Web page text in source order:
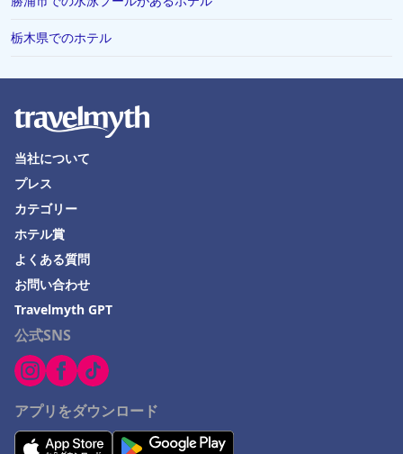
栃木県でのホテル
公式SNS
アプリをダウンロード
当社について
プレス
カテゴリー
ホテル賞
よくある質問
お問い合わせ
Travelmyth GPT